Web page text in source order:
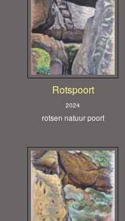
Rotspoort
2024
rotsen natuur poort